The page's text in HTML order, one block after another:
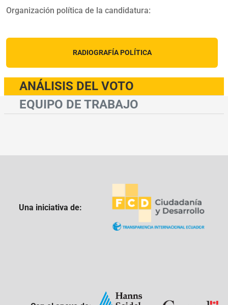
Organización política de la candidatura:
RADIOGRAFÍA POLÍTICA
ANÁLISIS DEL VOTO
EQUIPO DE TRABAJO
Una iniciativa de: